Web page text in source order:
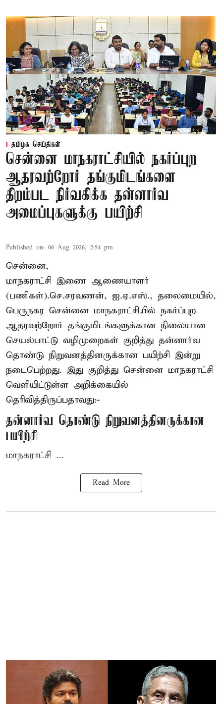
தமிழக செய்திகள்
சென்னை மாநகராட்சியில் நகர்ப்புற
ஆதரவற்றோர் தங்குமிடங்களை
திறம்பட நிர்வகிக்க தன்னார்வ
அமைப்புகளுக்கு பயிற்சி
Published on: 06 Aug 2026, 2:54 pm
சென்னை,
மாநகராட்சி இணை ஆணையாளர்
(பணிகள்).செ.சரவணன், ஐ.ஏ.எஸ்., தலைமையில்,
பெருநகர சென்னை மாநகராட்சியில் நகர்ப்புற
ஆதரவற்றோர் தங்குமிடங்களுக்கான நிலையான
செயல்பாட்டு வழிமுறைகள் குறித்து தன்னார்வ
தொண்டு நிறுவனத்தினருக்கான பயிற்சி இன்று
நடைபெற்றது. இது குறித்து சென்னை மாநகராட்சி
வெளியிட்டுள்ள அறிக்கையில்
தெரிவித்திருப்பதாவது:-
தன்னார்வ தொண்டு நிறுவனத்தினருக்கான
பயிற்சி
மாநகராட்சி ...
Read More